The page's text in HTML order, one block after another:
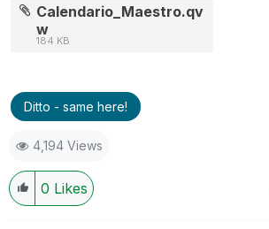
Calendario_Maestro.qv
w
184 KB
Ditto - same here!
4,194 Views
0 Likes